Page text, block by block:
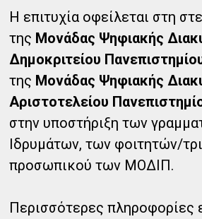
Η επιτυχία οφείλεται στη
της Μονάδας Ψηφιακής
Δημοκριτείου
της Μονάδας Ψηφιακής
Αριστοτελείου
στην υποστήριξη των
Ιδρυμάτων, των φοιτητών/
προσωπικού των ΜΟΔΙΠ.
Περισσότερες πληροφορίες